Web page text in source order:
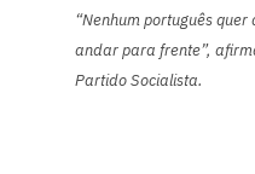
“Nenhum português
andar para frente”,
Partido Socialista.